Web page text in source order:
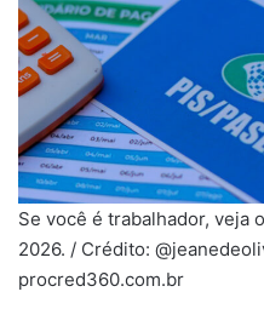
Se você é trabalhador, veja
2026. / Crédito:
procred360.com.br